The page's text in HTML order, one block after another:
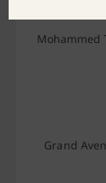
Mohammed
Grand